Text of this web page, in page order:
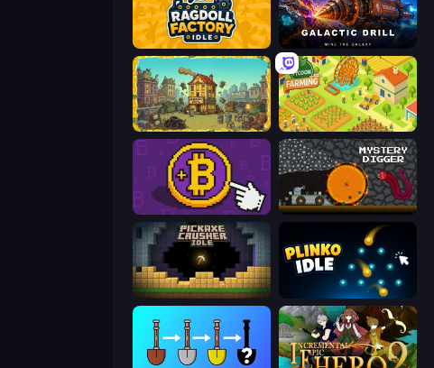
Ragdoll Factory Idle Galactic Drill
The Garbaggio Hotel Farming Tycoon 3D
Money Maker Mystery Digger
Pickaxe Crusher Idle Plinko Idle